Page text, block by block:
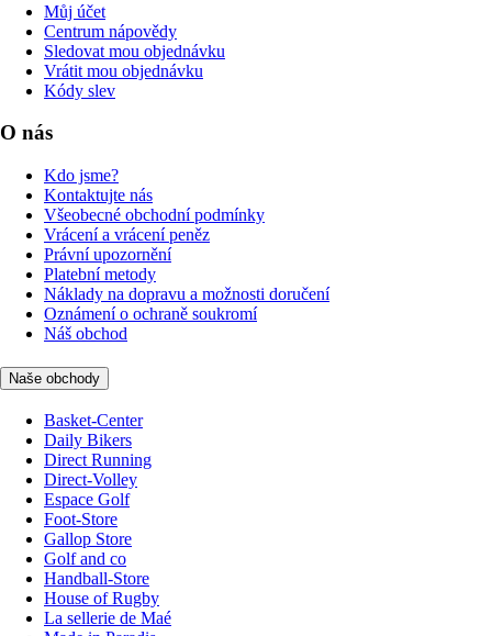
Můj účet
Centrum nápovědy
Sledovat mou objednávku
Vrátit mou objednávku
Kódy slev
O nás
Kdo jsme?
Kontaktujte nás
Všeobecné obchodní podmínky
Vrácení a vrácení peněz
Právní upozornění
Platební metody
Náklady na dopravu a možnosti doručení
Oznámení o ochraně soukromí
Náš obchod
Naše obchody
Basket-Center
Daily Bikers
Direct Running
Direct-Volley
Espace Golf
Foot-Store
Gallop Store
Golf and co
Handball-Store
House of Rugby
La sellerie de Maé